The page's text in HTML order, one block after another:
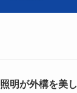
照明が外構を美